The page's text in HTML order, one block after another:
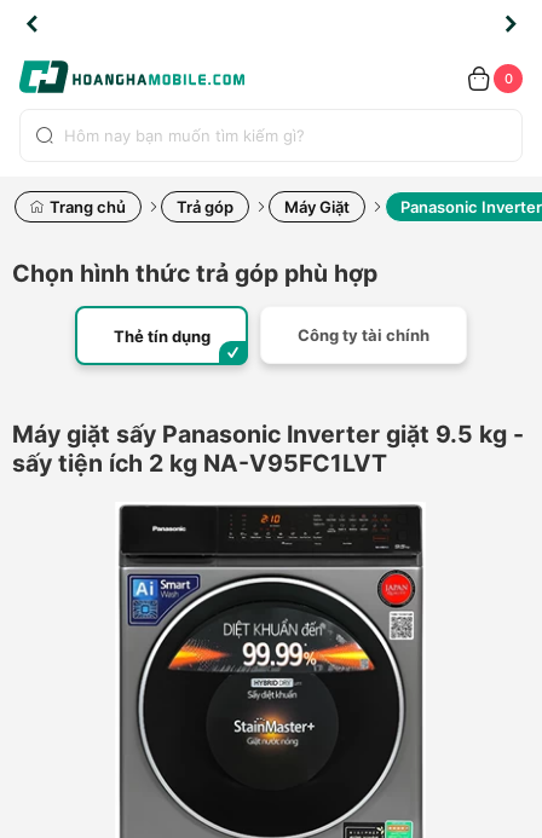
0
Trang chủ Trả góp Máy Giặt Panasonic
Chọn hình thức trả góp phù hợp
Thẻ tín dụng Công ty tài chính
Máy giặt sấy Panasonic Inverter giặt 9.5 kg -
sấy tiện ích 2 kg NA-V95FC1LVT